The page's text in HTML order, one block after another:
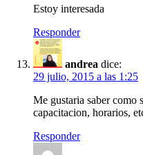
Estoy interesada
Responder
andrea dice:
29 julio, 2015 a las 1:25
Me gustaria saber como
capacitacion, horarios,
Responder